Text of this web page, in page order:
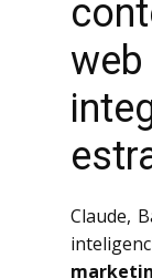
Claude,